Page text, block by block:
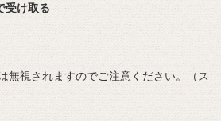
受け取る
無視されますのでご注意ください。（ス